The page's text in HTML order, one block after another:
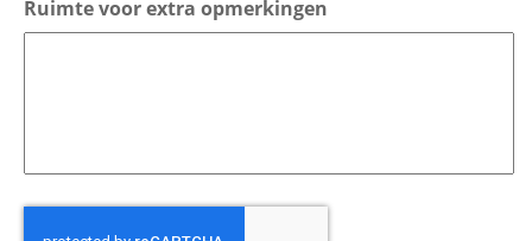
Ruimte voor extra opmerkingen